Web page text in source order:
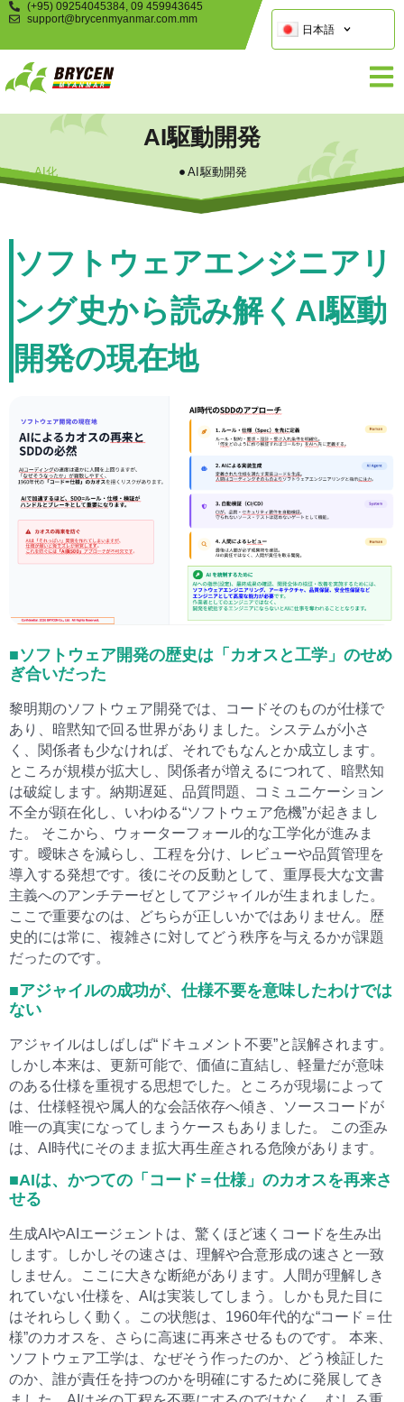
(+95) 09254045384, 09 459943645
support@brycenmyanmar.com.mm
日本語
AI駆動開発
AI化 AI駆動開発
ソフトウェアエンジニアリ
ング史から読み解くAI駆動
開発の現在地
■ソフトウェア開発の歴史は「カオスと工学」のせめ
ぎ合いだった
黎明期のソフトウェア開発では、コードそのものが仕様で
あり、暗黙知で回る世界がありました。システムが小さ
く、関係者も少なければ、それでもなんとか成立します。
ところが規模が拡大し、関係者が増えるにつれて、暗黙知
は破綻します。納期遅延、品質問題、コミュニケーション
不全が顕在化し、いわゆる“ソフトウェア危機”が起きまし
た。 そこから、ウォーターフォール的な工学化が進みま
す。曖昧さを減らし、工程を分け、レビューや品質管理を
導入する発想です。後にその反動として、重厚長大な文書
主義へのアンチテーゼとしてアジャイルが生まれました。
ここで重要なのは、どちらが正しいかではありません。歴
史的には常に、複雑さに対してどう秩序を与えるかが課題
だったのです。
■アジャイルの成功が、仕様不要を意味したわけでは
ない
アジャイルはしばしば“ドキュメント不要”と誤解されます。
しかし本来は、更新可能で、価値に直結し、軽量だが意味
のある仕様を重視する思想でした。ところが現場によって
は、仕様軽視や属人的な会話依存へ傾き、ソースコードが
唯一の真実になってしまうケースもありました。 この歪み
は、AI時代にそのまま拡大再生産される危険があります。
■AIは、かつての「コード＝仕様」のカオスを再来さ
せる
生成AIやAIエージェントは、驚くほど速くコードを生み出
します。しかしその速さは、理解や合意形成の速さと一致
しません。ここに大きな断絶があります。人間が理解しき
れていない仕様を、AIは実装してしまう。しかも見た目に
はそれらしく動く。この状態は、1960年代的な“コード＝仕
様”のカオスを、さらに高速に再来させるものです。 本来、
ソフトウェア工学は、なぜそう作ったのか、どう検証した
のか、誰が責任を持つのかを明確にするために発展してき